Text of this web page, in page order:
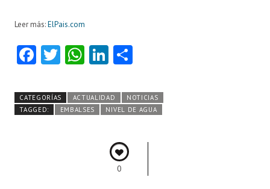
Leer más:ElPais.com
Fa
b
o
T
itt
er
W
ts
A
Li
e
dI
m
pa
CATEGORÍAS ACTUALIDAD
NOTICIAS
TAGGED:
EMBALSES NIVEL DE AGUA
0